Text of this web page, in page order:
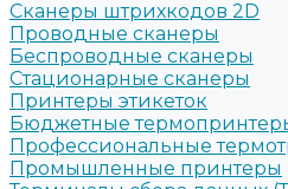
Сканеры штрихкодов 2D
Проводные сканеры
Беспроводные сканеры
Стационарные сканеры
Принтеры этикеток
Бюджетные
Профессиональные
Промышленные принтеры